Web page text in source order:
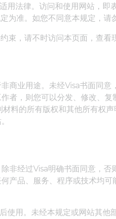
用法律。访问和使用网站，
为准。如您不同意本规定，请
束，请不时访问本页面，查看
商业用途。未经Visa书面同
者，则您可以分发、修改、
料的所有版权和其他所有权
非经过Visa明确书面同意，
产品、服务、程序或技术均
使用。未经本规定或网站其